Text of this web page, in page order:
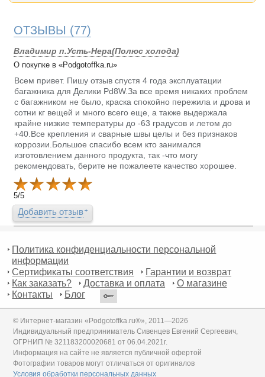
ОТЗЫВЫ (77)
Владимир п.Усть-Нера(Полюс холода)
О покупке в «Podgotoffka.ru»
Всем привет. Пишу отзыв спустя 4 года эксплуатации
багажника для Делики Pd8W.За все время никаких проблем
с багажником не было, краска спокойно пережила и дрова и
сотни кг вещей и много всего еще, а также выдержала
крайне низкие температуры до -63 градусов и летом до
+40.Все крепления и сварные швы целы и без признаков
коррозии.Большое спасибо всем кто занимался
изготовлением данного продукта, так -что могу
рекомендовать, берите не пожалеете качество хорошее.
5/5
Добавить отзыв
Политика конфиденциальности персональной
информации
Сертификаты соответствия
Гарантии и возврат
Как заказать?
Доставка и оплата
О магазине
Контакты
Блог
© Интернет-магазин «Podgotoffka.ru®», 2011—2026
Индивидуальный предприниматель Сивенцев Евгений Сергеевич,
ОГРНИП № 321183200020681 от 06.04.2021г.
Информация на сайте не является публичной офертой
Фотографии товаров могут отличаться от оригиналов
Условия обработки персональных данных